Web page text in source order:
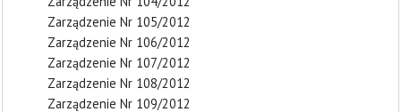
Zarządzenie Nr 105/2012
Zarządzenie Nr 106/2012
Zarządzenie Nr 107/2012
Zarządzenie Nr 108/2012
Zarządzenie Nr 109/2012